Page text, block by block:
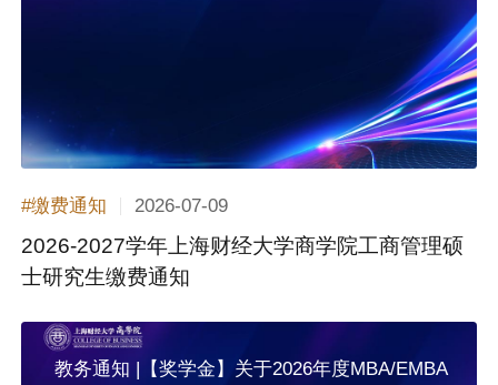
#缴费通知 2026-07-09
2026-2027学年上海财经大学商学院工商管理硕
士研究生缴费通知
教务通知 |【奖学金】关于2026年度MBA/EMBA